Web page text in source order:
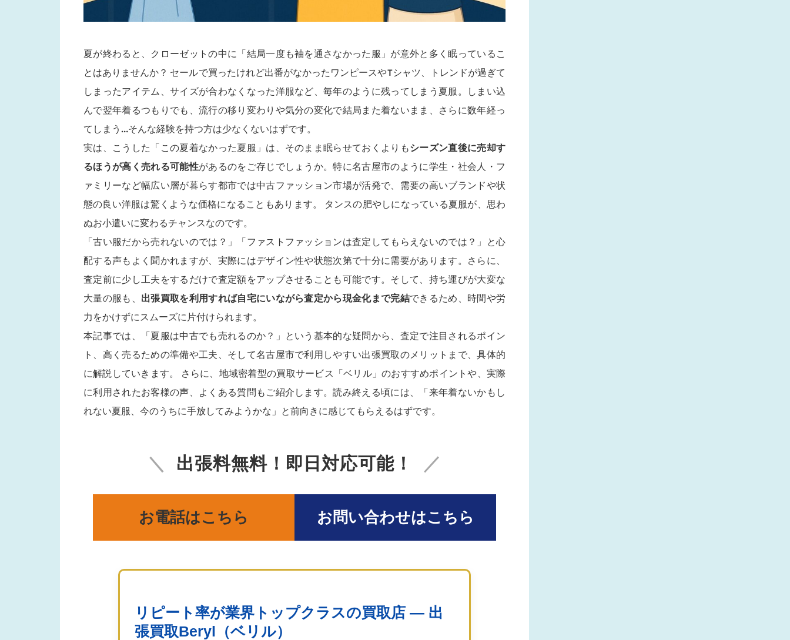
夏が終わると、クローゼットの中に「結局一度も袖を通さなかった服」が意外と多く眠っているこ
とはありませんか？ セールで買ったけれど出番がなかったワンピースやTシャツ、トレンドが過ぎて
しまったアイテム、サイズが合わなくなった洋服など、毎年のように残ってしまう夏服。しまい込
んで翌年着るつもりでも、流行の移り変わりや気分の変化で結局また着ないまま、さらに数年経っ
てしまう…そんな経験を持つ方は少なくないはずです。
実は、こうした「この夏着なかった夏服」は、そのまま眠らせておくよりもシーズン直後に売却す
るほうが高く売れる可能性があるのをご存じでしょうか。特に名古屋市のように学生・社会人・フ
ァミリーなど幅広い層が暮らす都市では中古ファッション市場が活発で、需要の高いブランドや状
態の良い洋服は驚くような価格になることもあります。 タンスの肥やしになっている夏服が、思わ
ぬお小遣いに変わるチャンスなのです。
「古い服だから売れないのでは？」「ファストファッションは査定してもらえないのでは？」と心
配する声もよく聞かれますが、実際にはデザイン性や状態次第で十分に需要があります。さらに、
査定前に少し工夫をするだけで査定額をアップさせることも可能です。そして、持ち運びが大変な
大量の服も、 出張買取を利用すれば自宅にいながら査定から現金化まで完結できるため、時間や労
力をかけずにスムーズに片付けられます。
本記事では、「夏服は中古でも売れるのか？」という基本的な疑問から、査定で注目されるポイン
ト、高く売るための準備や工夫、そして名古屋市で利用しやすい出張買取のメリットまで、具体的
に解説していきます。 さらに、地域密着型の買取サービス「ベリル」のおすすめポイントや、実際
に利用されたお客様の声、よくある質問もご紹介します。読み終える頃には、「来年着ないかもし
れない夏服、今のうちに手放してみようかな」と前向きに感じてもらえるはずです。
出張料無料！即日対応可能！
お電話はこちら お問い合わせはこちら
リピート率が業界トップクラスの買取店 ― 出
張買取Beryl（ベリル）